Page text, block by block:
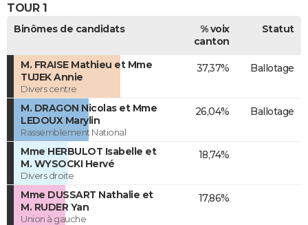
TOUR 1
Binômes de candidats
% voix
canton
Statut
M. FRAISE Mathieu et Mme
TUJEK Annie
Divers centre
37,37% Ballotage
M. DRAGON Nicolas et Mme
LEDOUX Marylin
Rassemblement National
26,04% Ballotage
Mme HERBULOT Isabelle et
M. WYSOCKI Hervé
Divers droite
18,74%
Mme DUSSART Nathalie et
M. RUDER Yan
Union à gauche
17,86%